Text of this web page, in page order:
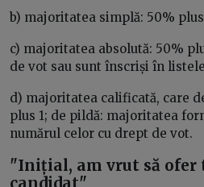
b) majoritatea simplă: 50%
c) majoritatea absolută: 50%
de vot sau sunt înscriși în
d) majoritatea calificată, care
plus 1; de pildă: majoritatea
numărul celor cu drept de vot.
"Inițial, am vrut să ofer
candidat"